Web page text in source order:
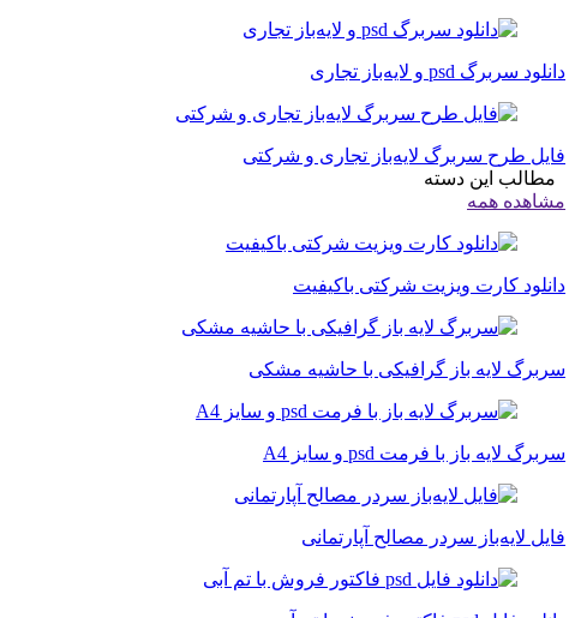
دانلود سربرگ psd و لایه‌باز تجاری
فایل طرح سربرگ لایه‌باز تجاری و شرکتی
مطالب این دسته
مشاهده همه
دانلود کارت ویزیت شرکتی باکیفیت
سربرگ لایه باز گرافیکی با حاشیه‌ مشکی
سربرگ لایه باز با فرمت psd و سایز A4
فایل لایه‌باز سردر مصالح آپارتمانی